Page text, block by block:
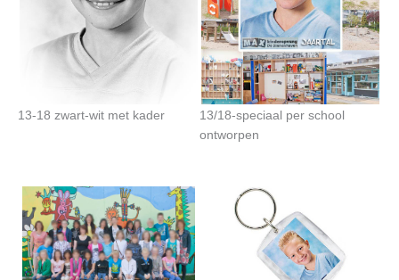
13-18 zwart-wit met kader
13/18-speciaal per school
ontworpen